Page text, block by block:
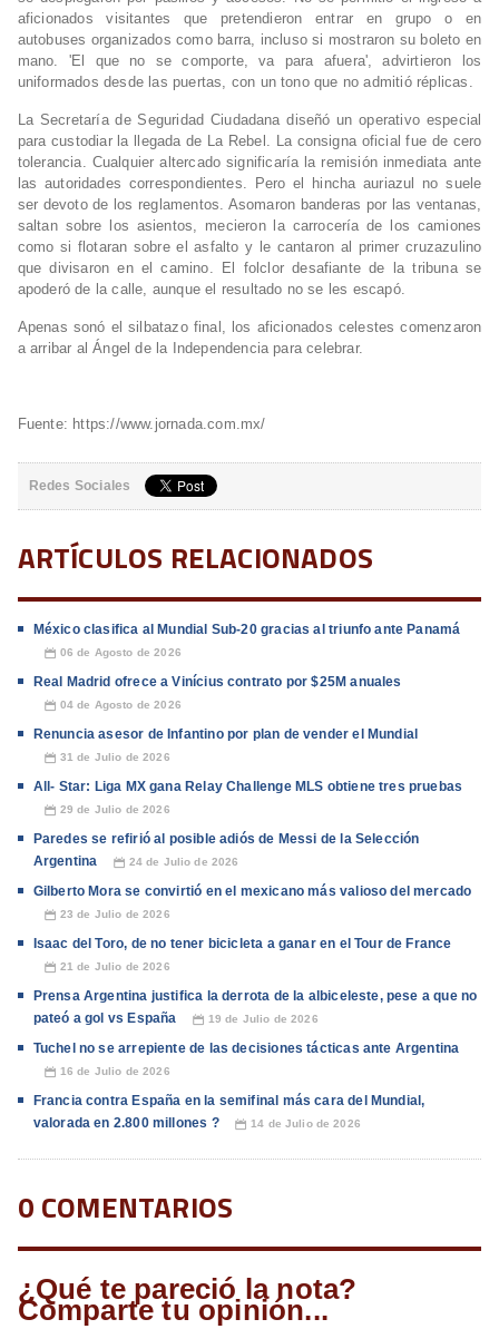
aficionados visitantes que pretendieron entrar en grupo o en
autobuses organizados como barra, incluso si mostraron su boleto en
mano. 'El que no se comporte, va para afuera', advirtieron los
uniformados desde las puertas, con un tono que no admitió réplicas.
La Secretaría de Seguridad Ciudadana diseñó un operativo especial
para custodiar la llegada de La Rebel. La consigna oficial fue de cero
tolerancia. Cualquier altercado significaría la remisión inmediata ante
las autoridades correspondientes. Pero el hincha auriazul no suele
ser devoto de los reglamentos. Asomaron banderas por las ventanas,
saltan sobre los asientos, mecieron la carrocería de los camiones
como si flotaran sobre el asfalto y le cantaron al primer cruzazulino
que divisaron en el camino. El folclor desafiante de la tribuna se
apoderó de la calle, aunque el resultado no se les escapó.
Apenas sonó el silbatazo final, los aficionados celestes comenzaron
a arribar al Ángel de la Independencia para celebrar.
Fuente: https://www.jornada.com.mx/
Redes Sociales
ARTÍCULOS RELACIONADOS
México clasifica al Mundial Sub-20 gracias al triunfo ante Panamá
📅 06 de Agosto de 2026
Real Madrid ofrece a Vinícius contrato por $25M anuales
📅 04 de Agosto de 2026
Renuncia asesor de Infantino por plan de vender el Mundial
📅 31 de Julio de 2026
All- Star: Liga MX gana Relay Challenge MLS obtiene tres pruebas
📅 29 de Julio de 2026
Paredes se refirió al posible adiós de Messi de la Selección
Argentina
📅 24 de Julio de 2026
Gilberto Mora se convirtió en el mexicano más valioso del mercado
📅 23 de Julio de 2026
Isaac del Toro, de no tener bicicleta a ganar en el Tour de France
📅 21 de Julio de 2026
Prensa Argentina justifica la derrota de la albiceleste, pese a que no
pateó a gol vs España
📅 19 de Julio de 2026
Tuchel no se arrepiente de las decisiones tácticas ante Argentina
📅 16 de Julio de 2026
Francia contra España en la semifinal más cara del Mundial,
valorada en 2.800 millones ?
📅 14 de Julio de 2026
0 COMENTARIOS
¿Qué te pareció la nota?
Comparte tu opinión...